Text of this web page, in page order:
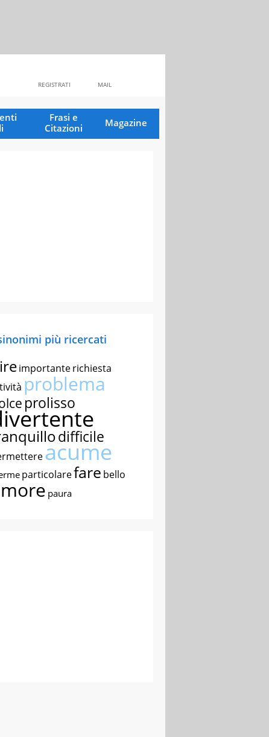
MAIL
REGISTRATI
Frasi e
Citazioni
Magazine
più ricercati
importanterichiesta
problema
prolisso
difficile
acume
particolarefare bello
paura